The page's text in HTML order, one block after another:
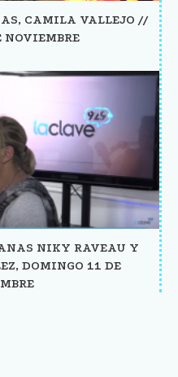
CAMILA VALLEJO //
NOVIEMBRE
NIKY RAVEAU Y
DOMINGO 11 DE